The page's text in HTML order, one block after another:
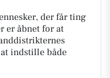
der får ting
er åbnet for at
indstille både